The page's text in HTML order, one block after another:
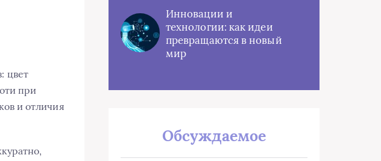
цвет
при
и отличия
Инновации и
технологии: как идеи
превращаются в новый
мир
Обсуждаемое